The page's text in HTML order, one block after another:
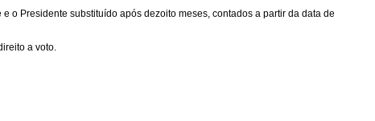
o Presidente substituído após dezoito meses, contados a partir da data de
a voto.